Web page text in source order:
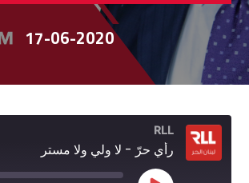
17-06-2020
RLL
رأي حرّ - لا ولي ولا مستر